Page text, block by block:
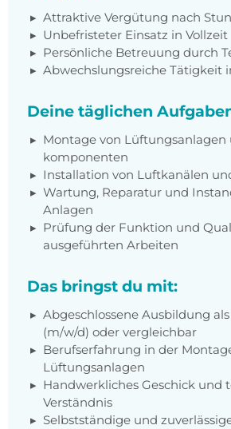
Attraktive Vergütung nach
Unbefristeter Einsatz in Vollzeit
Persönliche Betreuung durch
Abwechslungsreiche Tätigkeit
Deine täglichen
Montage von Lüftungsanlagen
komponenten
Installation von Luftkanälen
Wartung, Reparatur und
Anlagen
Prüfung der Funktion und
ausgeführten Arbeiten
Das bringst du mit:
Abgeschlossene Ausbildung
(m/w/d) oder vergleichbar
Berufserfahrung in der
Lüftungsanlagen
Handwerkliches Geschick und
Verständnis
Selbstständige und